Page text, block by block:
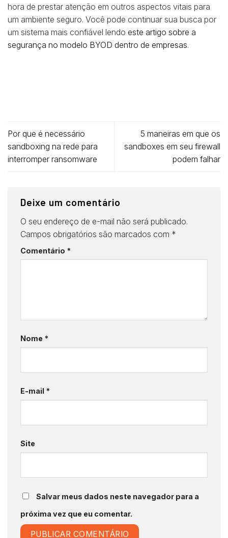
hora de prestar atenção em outros aspectos vitais para
um ambiente seguro. Você pode continuar sua busca por
um sistema mais confiável lendo este artigo sobre a
segurança no modelo BYOD dentro de empresas.
Por que é necessário
sandboxing na rede para
interromper ransomware
5 maneiras em que os
sandboxes em seu firewall
podem falhar
Deixe um comentário
O seu endereço de e-mail não será publicado.
Campos obrigatórios são marcados com *
Comentário *
Nome *
E-mail *
Site
Salvar meus dados neste navegador para a
próxima vez que eu comentar.